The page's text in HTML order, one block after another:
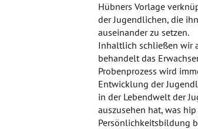
Hübners Vorlage
der Jugendlichen, die
auseinander zu setzen.
Inhaltlich schließen wir
behandelt das
Probenprozess wird
Entwicklung der
in der Lebendwelt der
auszusehen hat, was
Persönlichkeitsbildung